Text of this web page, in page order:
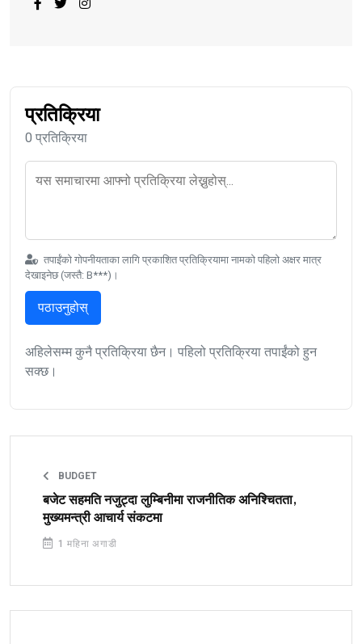
प्रतिक्रिया
0 प्रतिक्रिया
तपाईंको गोपनीयताका लागि प्रकाशित प्रतिक्रियामा नामको पहिलो अक्षर मात्र
देखाइनेछ (जस्तै: B***)।
पठाउनुहोस्
अहिलेसम्म कुनै प्रतिक्रिया छैन। पहिलो प्रतिक्रिया तपाईंको हुन
सक्छ।
BUDGET
बजेट सहमति नजुट्दा लुम्बिनीमा राजनीतिक अनिश्चितता,
मुख्यमन्त्री आचार्य संकटमा
1 महिना अगाडी